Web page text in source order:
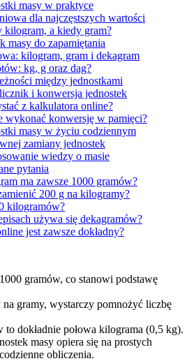
masy w praktyce
dla najczęstszych wartości
kilogram, a kiedy gram?
masy do zapamiętania
kilogram, gram i dekagram
kg, g oraz dag?
między jednostkami
i konwersja jednostek
z kalkulatora online?
wykonać konwersję w pamięci?
masy w życiu codziennym
zamiany jednostek
wiedzy o masie
pytania
ma zawsze 1000 gramów?
200 g na kilogramy?
kilogramów?
używa się dekagramów?
jest zawsze dokładny?
gramów, co stanowi podstawę
gramy, wystarczy pomnożyć liczbę
to dokładnie połowa kilograma (0,5 kg).
masy opiera się na prostych
obliczenia.